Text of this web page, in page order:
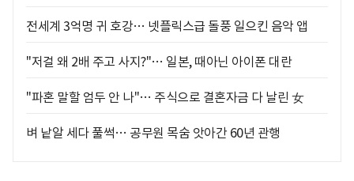
전세계 3억명 귀 호강… 넷플릭스급 돌풍 일으킨 음악 앱
"저걸 왜 2배 주고 사지?"… 일본, 때아닌 아이폰 대란
"파혼 말할 엄두 안 나"… 주식으로 결혼자금 다 날린 女
벼 낱알 세다 풀썩… 공무원 목숨 앗아간 60년 관행